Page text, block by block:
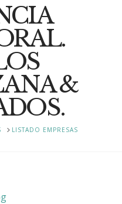
&
LISTADO EMPRESAS